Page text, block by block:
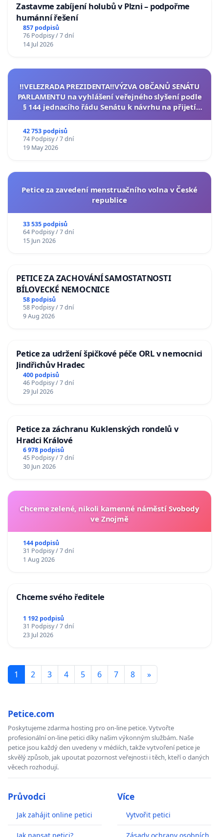
Zastavme zabíjení holubů v Plzni – podpořme
humánní řešení
857 podpisů
76 Podpisy / 7 dní
14 Jul 2026
‼️VELEZRADA PREZIDENTA‼️VÝZVA OBČANŮ SENÁTU
PARLAMENTU na vyhlášení veřejného slyšení podle
§ 144 jednacího řádu Senátu k návrhu na přijetí
42 753 podpisů
74 Podpisy / 7 dní
19 May 2026
Petice za zavedení menstruačního volna v České
republice
33 535 podpisů
64 Podpisy / 7 dní
15 Jun 2026
PETICE ZA ZACHOVÁNÍ SAMOSTATNOSTI
BÍLOVECKÉ NEMOCNICE
58 podpisů
58 Podpisy / 7 dní
9 Aug 2026
Petice za udržení špičkové péče ORL v nemocnici
Jindřichův Hradec
400 podpisů
46 Podpisy / 7 dní
29 Jul 2026
Petice za záchranu Kuklenských rondelů v
Hradci Králové
6 978 podpisů
45 Podpisy / 7 dní
30 Jun 2026
Chceme zelené, nikoli kamenné náměstí Svobody
ve Znojmě
144 podpisů
31 Podpisy / 7 dní
1 Aug 2026
Chceme svého ředitele
1 192 podpisů
31 Podpisy / 7 dní
23 Jul 2026
1 2 3 4 5 6 7 8 »
Petice.com
Poskytujeme zdarma hosting pro on-line petice. Vytvořte
profesionální on-line petici díky našim výkonným službám. Naše
petice jsou každý den uvedeny v médiích, takže vytvoření petice je
skvělý způsob, jak upoutat pozornost veřejnosti i těch, kteří o daných
věcech rozhodují.
Průvodci
Jak zahájit online petici
Více
Vytvořit petici